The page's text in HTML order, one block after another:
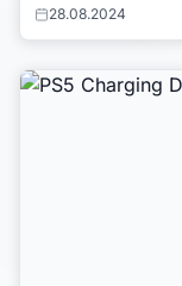
28.08.2024